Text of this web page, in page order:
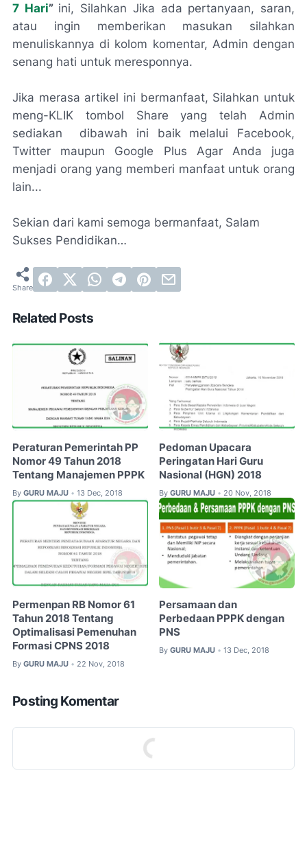
7 Hari” ini, Silahkan Jika ada pertanyaan, saran,
atau ingin memberikan masukan silahkan
menuliskannya di kolom komentar, Admin dengan
senang hati untuk meresponnya.
Jika merasa artikel ini bermanfaat, Silahkan untuk
meng-KLIK tombol Share yang telah Admin
sediakan dibawah ini baik melalui Facebook,
Twitter maupun Google Plus Agar Anda juga
menjadi orang yang memberi manfaat untuk orang
lain...
Sekian dari kami semoga bermanfaat, Salam
Sukses Pendidikan…
Related Posts
Peraturan Pemerintah PP
Nomor 49 Tahun 2018
Tentang Manajemen PPPK
By GURU MAJU • 13 Dec, 2018
Pedoman Upacara
Peringatan Hari Guru
Nasional (HGN) 2018
By GURU MAJU • 20 Nov, 2018
Permenpan RB Nomor 61
Tahun 2018 Tentang
Optimalisasi Pemenuhan
Formasi CPNS 2018
By GURU MAJU • 22 Nov, 2018
Persamaan dan
Perbedaan PPPK dengan
PNS
By GURU MAJU • 13 Dec, 2018
Posting Komentar